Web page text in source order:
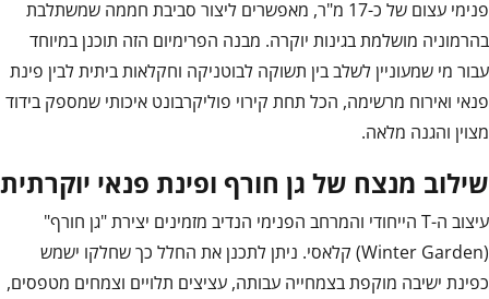
פנימי עצום של כ-17 מ"ר, מאפשרים ליצור סביבת חממה שמשתלבת
בהרמוניה מושלמת בגינות יוקרה. מבנה הפרימיום הזה תוכנן במיוחד
עבור מי שמעוניין לשלב בין תשוקה לבוטניקה וחקלאות ביתית לבין פינת
פנאי ואירוח מרשימה, הכל תחת קירוי פוליקרבונט איכותי שמספק בידוד
מצוין והגנה מלאה.
שילוב מנצח של גן חורף ופינת פנאי יוקרתית
עיצוב ה-T הייחודי והמרחב הפנימי הנדיב מזמינים יצירת "גן חורף"
(Winter Garden) קלאסי. ניתן לתכנן את החלל כך שחלקו ישמש
כפינת ישיבה מוקפת בצמחייה עבותה, עציצים תלויים וצמחים מטפסים,